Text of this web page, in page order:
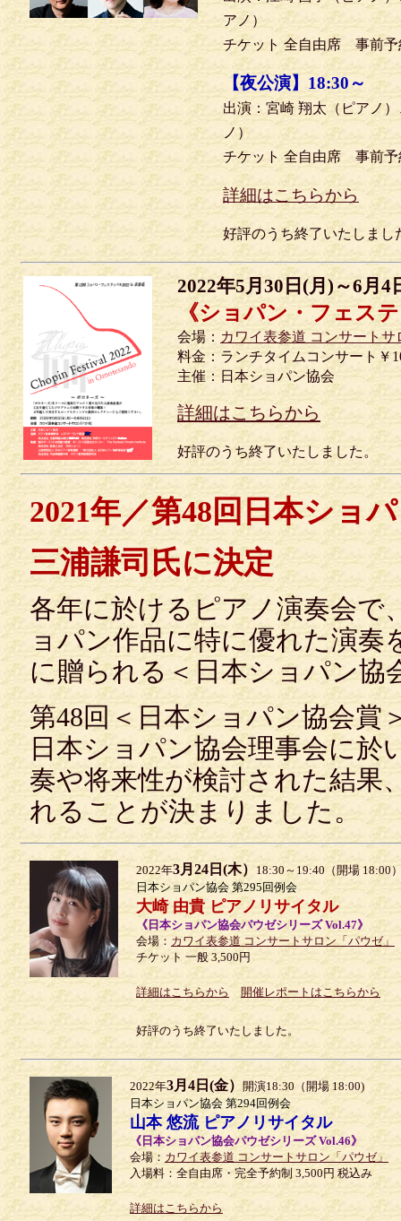
アノ）
チケット 全自由席 事前予
【夜公演】18:30～
出演：宮崎 翔太（ピアノ
ノ）
チケット 全自由席 事前予
詳細はこちらから
好評のうち終了いたしまし
2022年5月30日(月)～6月4
《ショパン・フェス
会場： カワイ表参道 コンサート
料金：ランチタイムコンサート
主催：日本ショパン協会
詳細はこちらから
好評のうち終了いたしました。
2021年／第48回日本ショ
三浦謙司氏に決定
各年に於けるピアノ演奏会で
ョパン作品に特に優れた演奏
に贈られる＜日本ショパン協
第48回＜日本ショパン協会賞
日本ショパン協会理事会に於
奏や将来性が検討された結果
れることが決まりました。
2022年3月24日(木）
18:30～19:40（開場 18:00
日本ショパン協会 第295回例会
大崎 由貴 ピアノリサイタル
《日本ショパン協会パウゼシリーズ Vol.47》
会場： カワイ表参道 コンサートサロン「パウゼ」
チケット 一般 3,500円
詳細はこちらから 開催レポートはこちらから
好評のうち終了いたしました。
2022年3月4日(金） 開演18:30（開場 18:00)
日本ショパン協会 第294回例会
山本 悠流 ピアノリサイタル
《日本ショパン協会パウゼシリーズ Vol.46》
会場： カワイ表参道 コンサートサロン「パウゼ」
入場料：全自由席・完全予約制 3,500円 税込み
詳細はこちらから